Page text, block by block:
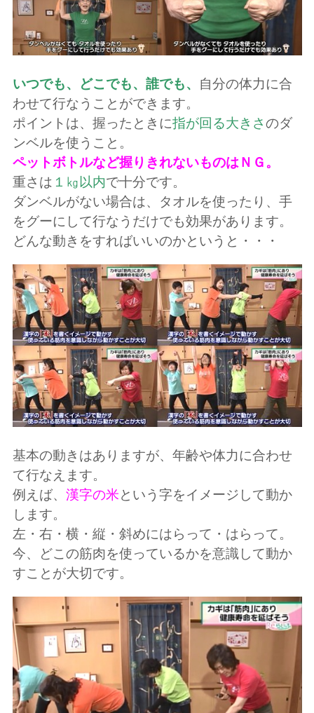
いつでも、どこでも、誰でも、
自分の体力に合
わせて行なうことができます。
ポイントは、握ったときに指が回る大きさのダ
ンベルを使うこと。
ペットボトルなど握りきれないものはＮＧ。
重さは １㎏以内で十分です。
ダンベルがない場合は、タオルを使ったり、手
をグーにして行なうだけでも効果があります。
どんな動きをすればいいのかというと・・・
基本の動きはありますが、年齢や体力に合わせ
て行なえます。
例えば、 漢字の米という字をイメージして動か
します。
左・右・横・縦・斜めにはらって・はらって。
今、どこの筋肉を使っているかを意識して動か
すことが大切です。